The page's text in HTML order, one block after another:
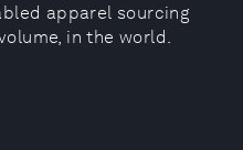
apparel sourcing
in the world.